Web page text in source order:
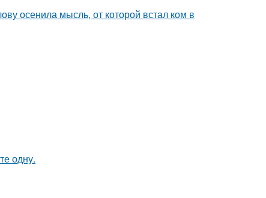
осенила мысль, от которой встал ком в
одну.